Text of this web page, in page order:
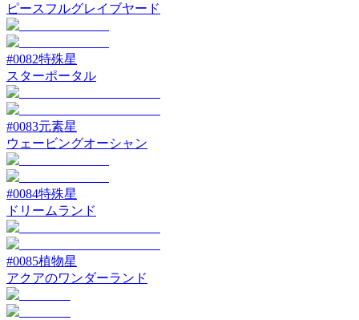
ピースフルグレイブヤード
#0082特殊星
スターポータル
#0083元素星
ウェービングオーシャン
#0084特殊星
ドリームランド
#0085植物星
アクアのワンダーランド